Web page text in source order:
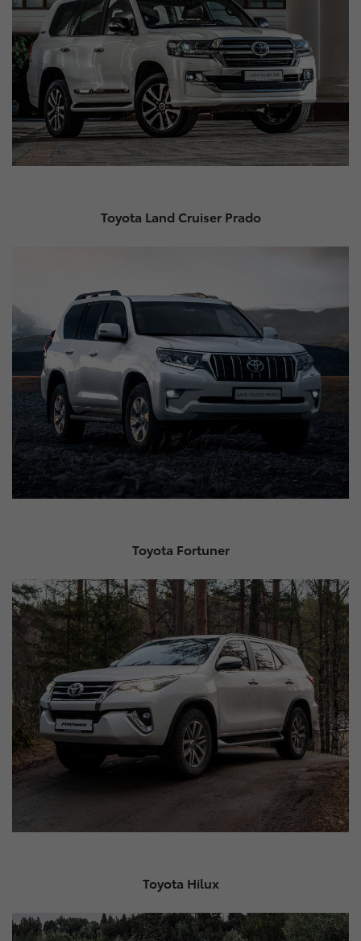
Toyota Land Cruiser Prado
Toyota Fortuner
Toyota Hilux